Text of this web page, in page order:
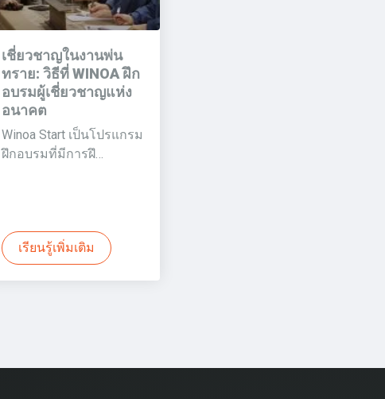
เชี่ยวชาญในงานพ่น
ทราย: วิธีที่ WINOA ฝึก
อบรมผู้เชี่ยวชาญแห่ง
อนาคต
Winoa Start เป็นโปรแกรม
ฝึกอบรมที่มีการฝึ…
เรียนรู้เพิ่มเติม